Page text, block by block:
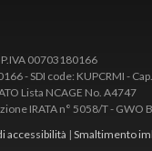
00703180166
- SDI code: KUPCRMI -
Lista NCAGE No. A4747
IRATA n° 5058/T -
accessibilità | Smaltimento